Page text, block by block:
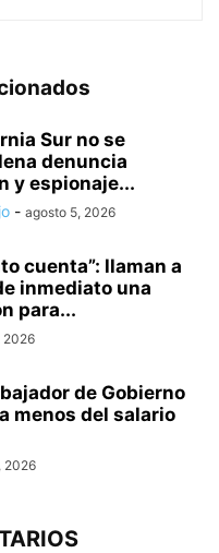
Sur no se
denuncia
y espionaje...
- agosto 5, 2026
cuenta”: llaman a
inmediato una
para...
2026
de Gobierno
menos del salario
2026